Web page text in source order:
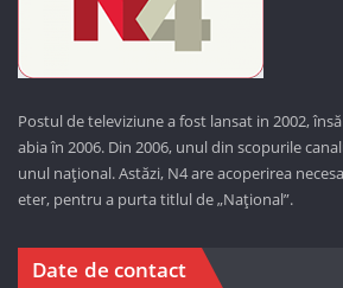
Postul de televiziune a fost lansat in 2002,
abia în 2006. Din 2006, unul din scopurile
unul național. Astăzi, N4 are acoperirea
eter, pentru a purta titlul de „Național”.
Date de contact